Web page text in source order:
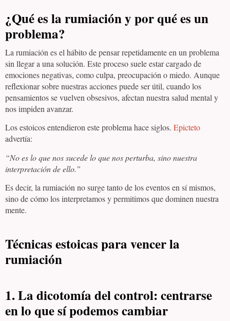
¿Qué es la rumiación y por qué es un
problema?
La rumiación es el hábito de pensar repetidamente en un problema
sin llegar a una solución. Este proceso suele estar cargado de
emociones negativas, como culpa, preocupación o miedo. Aunque
reflexionar sobre nuestras acciones puede ser útil, cuando los
pensamientos se vuelven obsesivos, afectan nuestra salud mental y
nos impiden avanzar.
Los estoicos entendieron este problema hace siglos. Epicteto
advertía:
“No es lo que nos sucede lo que nos perturba, sino nuestra
interpretación de ello.”
Es decir, la rumiación no surge tanto de los eventos en sí mismos,
sino de cómo los interpretamos y permitimos que dominen nuestra
mente.
Técnicas estoicas para vencer la
rumiación
1. La dicotomía del control: centrarse
en lo que sí podemos cambiar